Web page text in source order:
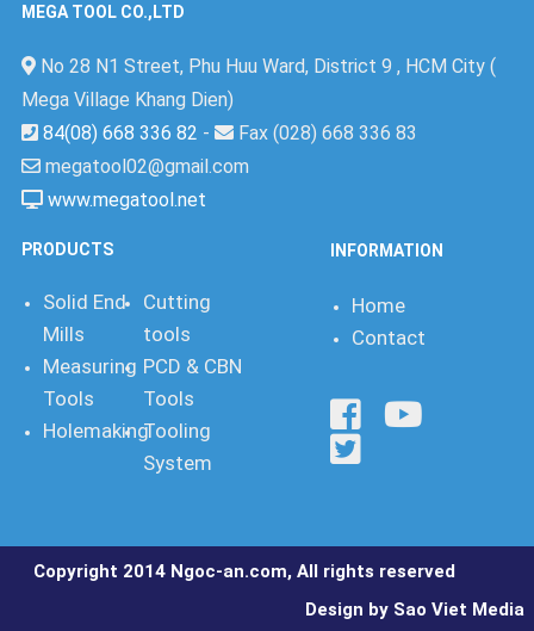
MEGA TOOL CO.,LTD
No 28 N1 Street, Phu Huu Ward, District 9 , HCM City (
Mega Village Khang Dien)
84(08) 668 336 82 -
Fax (028) 668 336 83
megatool02@gmail.com
www.megatool.net
PRODUCTS
Solid End
Mills
Cutting
tools
Measuring
Tools
PCD & CBN
Tools
HolemakingTooling
System
INFORMATION
Home
Contact
Copyright 2014 Ngoc-an.com, All rights reserved
Design by Sao Viet Media